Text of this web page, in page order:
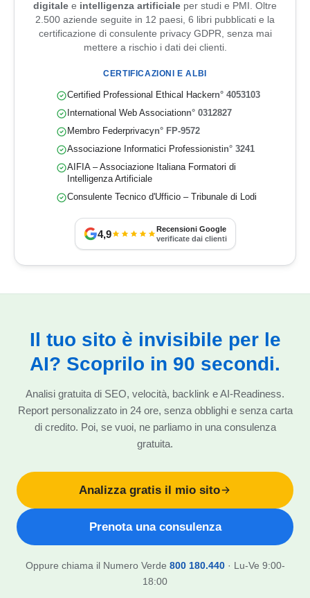
digitale e intelligenza artificiale per studi e PMI. Oltre
2.500 aziende seguite in 12 paesi, 6 libri pubblicati e la
certificazione di consulente privacy GDPR, senza mai
mettere a rischio i dati dei clienti.
CERTIFICAZIONI E ALBI
Certified Professional Ethical Hackern° 4053103
International Web Associationn° 0312827
Membro Federprivacyn° FP-9572
Associazione Informatici Professionistin° 3241
AIFIA – Associazione Italiana Formatori di
Intelligenza Artificiale
Consulente Tecnico d'Ufficio – Tribunale di Lodi
4,9
Recensioni Google
verificate dai clienti
Il tuo sito è invisibile per le
AI? Scoprilo in 90 secondi.
Analisi gratuita di SEO, velocità, backlink e AI-Readiness.
Report personalizzato in 24 ore, senza obblighi e senza carta
di credito. Poi, se vuoi, ne parliamo in una consulenza
gratuita.
Analizza gratis il mio sito
Prenota una consulenza
Oppure chiama il Numero Verde 800 180.440· Lu-Ve 9:00-
18:00